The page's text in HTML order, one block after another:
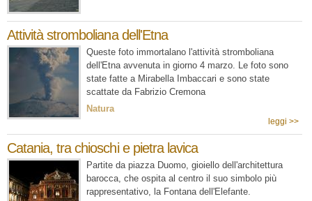
Attività stromboliana dell'Etna
Queste foto immortalano l'attività stromboliana
dell'Etna avvenuta in giorno 4 marzo. Le foto sono
state fatte a Mirabella Imbaccari e sono state
scattate da Fabrizio Cremona
Natura
leggi >>
Catania, tra chioschi e pietra lavica
Partite da piazza Duomo, gioiello dell'architettura
barocca, che ospita al centro il suo simbolo più
rappresentativo, la Fontana dell'Elefante.